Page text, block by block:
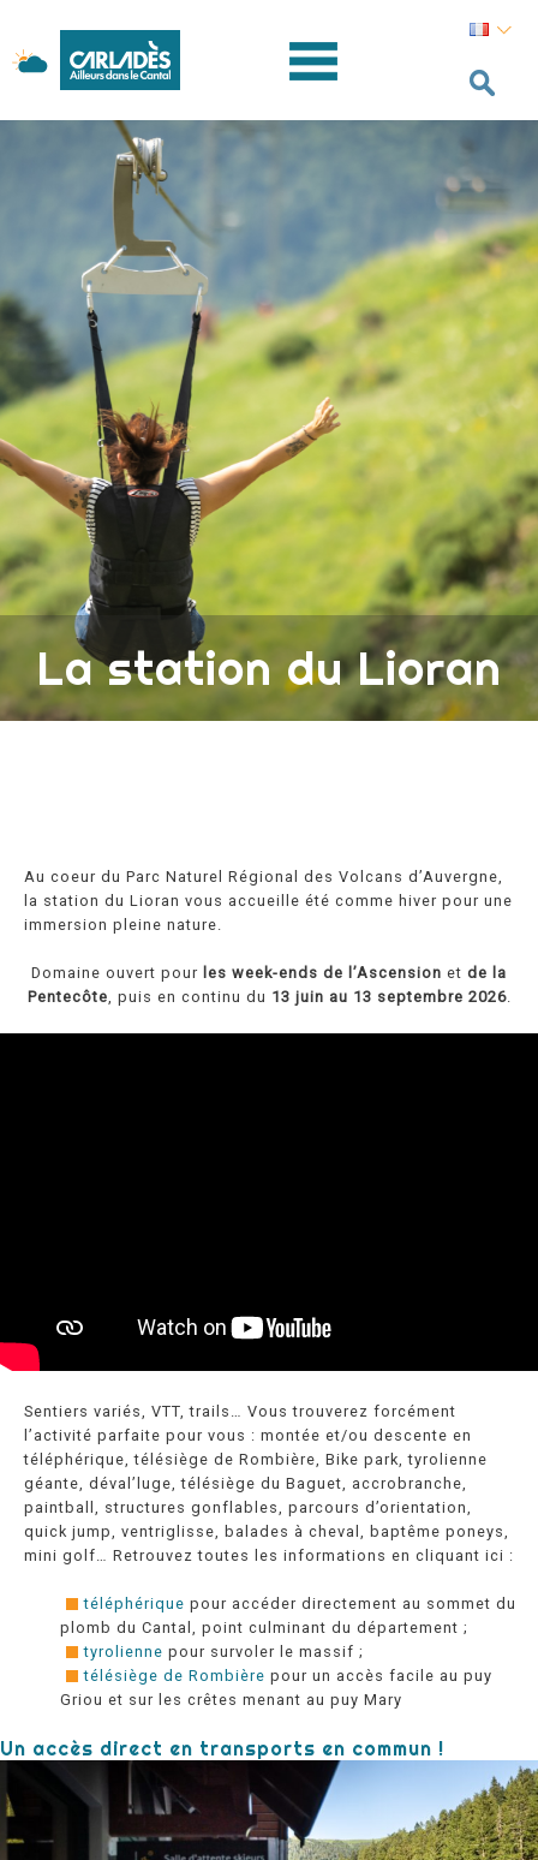
La station du Lioran
Au coeur du Parc Naturel Régional des Volcans d’Auvergne,
la station du Lioran vous accueille été comme hiver pour une
immersion pleine nature.
Domaine ouvert pour les week-ends de l’Ascension et de la
Pentecôte, puis en continu du 13 juin au 13 septembre 2026.
Sentiers variés, VTT, trails… Vous trouverez forcément
l’activité parfaite pour vous : montée et/ou descente en
téléphérique, télésiège de Rombière, Bike park, tyrolienne
géante, déval’luge, télésiège du Baguet, accrobranche,
paintball, structures gonflables, parcours d’orientation,
quick jump, ventriglisse, balades à cheval, baptême poneys,
mini golf… Retrouvez toutes les informations en cliquant ici :
téléphérique pour accéder directement au sommet du
plomb du Cantal, point culminant du département ;
tyrolienne pour survoler le massif ;
télésiège de Rombière pour un accès facile au puy
Griou et sur les crêtes menant au puy Mary
Un accès direct en transports en commun !